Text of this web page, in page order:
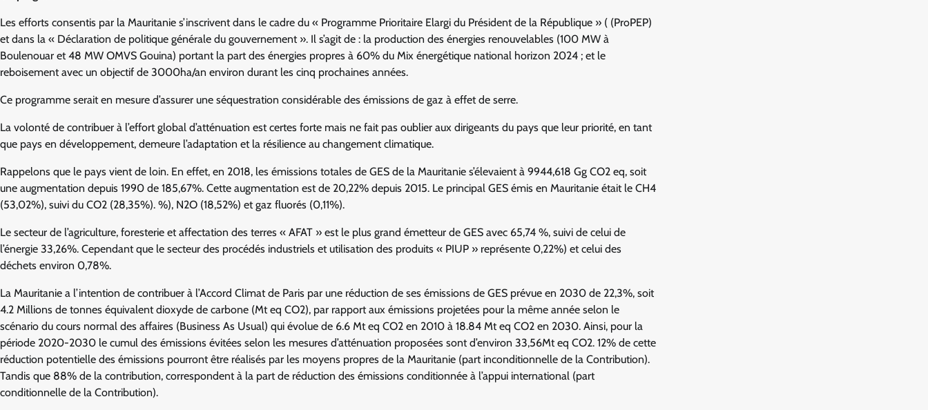
Les efforts consentis par la Mauritanie s’inscrivent dans le cadre du « Programme Prioritaire Elargi du Président de la République » ( (ProPEP)
et dans la « Déclaration de politique générale du gouvernement ». Il s’agit de : la production des énergies renouvelables (100 MW à
Boulenouar et 48 MW OMVS Gouina) portant la part des énergies propres à 60% du Mix énergétique national horizon 2024 ; et le
reboisement avec un objectif de 3000ha/an environ durant les cinq prochaines années.
Ce programme serait en mesure d’assurer une séquestration considérable des émissions de gaz à effet de serre.
La volonté de contribuer à l’effort global d’atténuation est certes forte mais ne fait pas oublier aux dirigeants du pays que leur priorité, en tant
que pays en développement, demeure l’adaptation et la résilience au changement climatique.
Rappelons que le pays vient de loin. En effet, en 2018, les émissions totales de GES de la Mauritanie s’élevaient à 9944,618 Gg CO2 eq, soit
une augmentation depuis 1990 de 185,67%. Cette augmentation est de 20,22% depuis 2015. Le principal GES émis en Mauritanie était le CH4
(53,02%), suivi du CO2 (28,35%). %), N2O (18,52%) et gaz fluorés (0,11%).
Le secteur de l’agriculture, foresterie et affectation des terres « AFAT » est le plus grand émetteur de GES avec 65,74 %, suivi de celui de
l’énergie 33,26%. Cependant que le secteur des procédés industriels et utilisation des produits « PIUP » représente 0,22%) et celui des
déchets environ 0,78%.
La Mauritanie a l’intention de contribuer à l’Accord Climat de Paris par une réduction de ses émissions de GES prévue en 2030 de 22,3%, soit
4.2 Millions de tonnes équivalent dioxyde de carbone (Mt eq CO2), par rapport aux émissions projetées pour la même année selon le
scénario du cours normal des affaires (Business As Usual) qui évolue de 6.6 Mt eq CO2 en 2010 à 18.84 Mt eq CO2 en 2030. Ainsi, pour la
période 2020-2030 le cumul des émissions évitées selon les mesures d’atténuation proposées sont d’environ 33,56Mt eq CO2. 12% de cette
réduction potentielle des émissions pourront être réalisés par les moyens propres de la Mauritanie (part inconditionnelle de la Contribution).
Tandis que 88% de la contribution, correspondent à la part de réduction des émissions conditionnée à l’appui international (part
conditionnelle de la Contribution).